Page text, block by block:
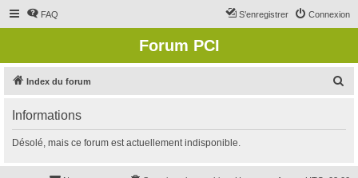
FAQ Connexion
S’enregistrer
Forum PCI
Index du forum
Informations
Désolé, mais ce forum est actuellement indisponible.